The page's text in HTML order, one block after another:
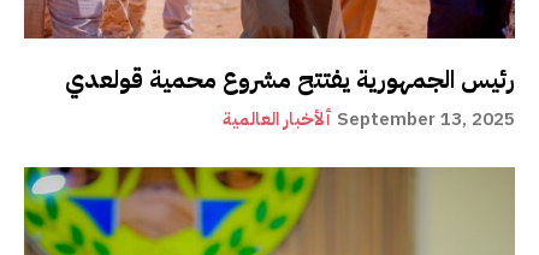
رئيس الجمهورية يفتتح مشروع محمية قولعدي
ألأخبار العالمية September 13, 2025